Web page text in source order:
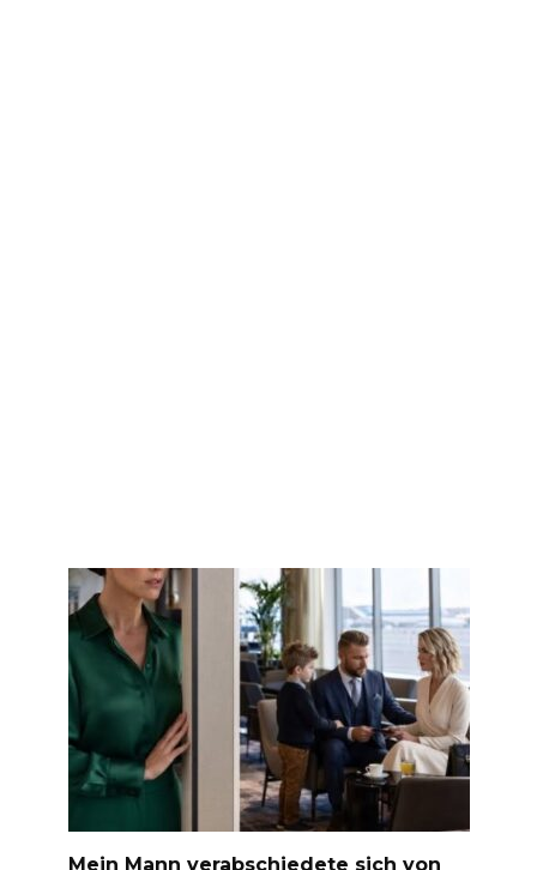
Mein Mann verabschiedete sich von